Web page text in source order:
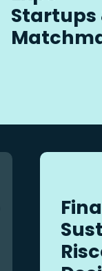
Startups